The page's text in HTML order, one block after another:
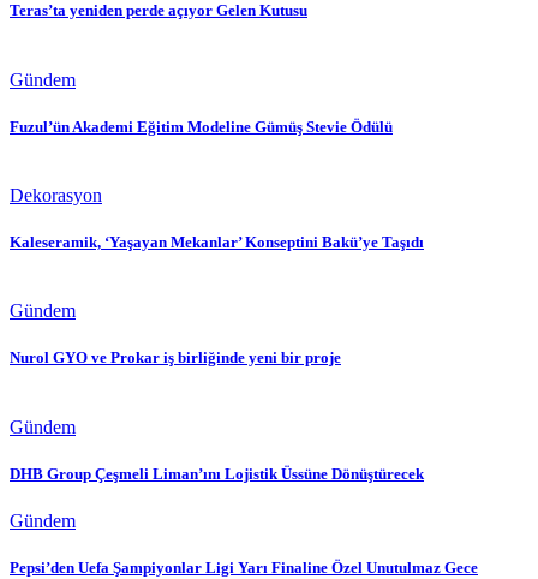
Teras’ta yeniden perde açıyor Gelen Kutusu
Gündem
Fuzul’ün Akademi Eğitim Modeline Gümüş Stevie Ödülü
Dekorasyon
Kaleseramik, ‘Yaşayan Mekanlar’ Konseptini Bakü’ye Taşıdı
Gündem
Nurol GYO ve Prokar iş birliğinde yeni bir proje
Gündem
DHB Group Çeşmeli Liman’ını Lojistik Üssüne Dönüştürecek
Gündem
Pepsi’den Uefa Şampiyonlar Ligi Yarı Finaline Özel Unutulmaz Gece